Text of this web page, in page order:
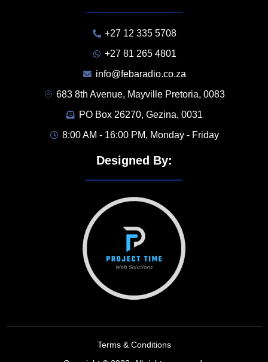
+27 12 335 5708
+27 81 265 4801
info@febaradio.co.za
683 8th Avenue, Mayville Pretoria, 0083
PO Box 26270, Gezina, 0031
8:00 AM - 16:00 PM, Monday - Friday
Designed By:
Terms & Conditions